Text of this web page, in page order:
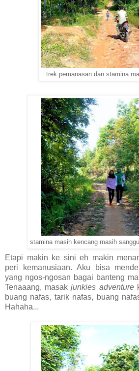
trek pemanasan dan stamina
stamina masih kencang masih
Etapi makin ke sini eh makin
peri kemanusiaan. Aku bisa
yang ngos-ngosan bagai banteng
Tenaaang, masakjunkies adventure
buang nafas, tarik nafas, buang
Hahaha...